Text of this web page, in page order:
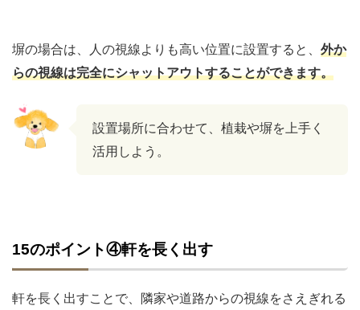
塀の場合は、人の視線よりも高い位置に設置すると、 外か
らの視線は完全にシャットアウトすることができます。
設置場所に合わせて、植栽や塀を上手く
活用しよう。
15のポイント④軒を長く出す
軒を長く出すことで、隣家や道路からの視線をさえぎれる